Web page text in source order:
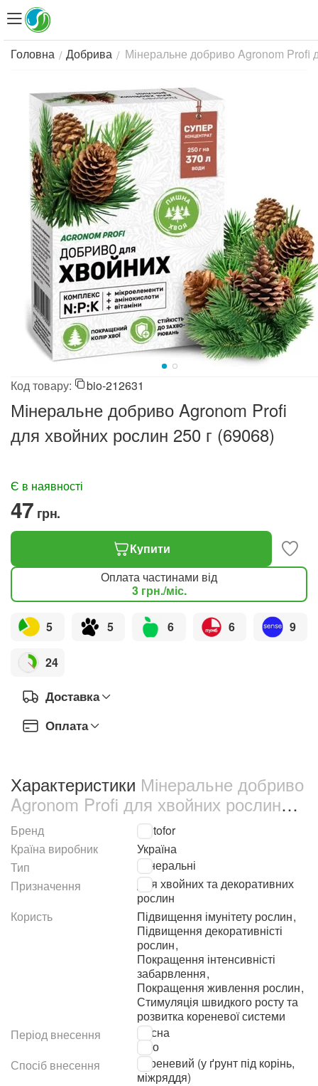
Головна / Добрива / Мінеральне добриво Agronom Profi
Код товару: bio-212631
Мінеральне добриво Agronom Profi
для хвойних рослин 250 г (69068)
‍47‍ грн.
Є в наявності
Купити
Оплата частинами від
3 грн./міс.
5 5 6 6 9
24
Доставка
Оплата
Характеристики Мінеральне добриво
Agronom Profi для хвойних рослин
250 г (69068)
Бренд
Kvitofor
Країна виробник
Україна
Тип
Мінеральні
Призначення
Для хвойних та декоративних
рослин
Користь
Підвищення імунітету рослин,
Підвищення декоративністі
рослин,
Покращення інтенсивністі
забарвлення,
Покращення живлення рослин,
Стимуляція швидкого росту та
розвитка кореневої системи
Період внесення
Весна
Літо
Спосіб внесення
Кореневий (у ґрунт під корінь,
міжряддя)